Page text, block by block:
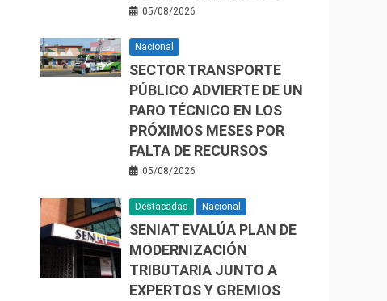
05/08/2026
Nacional
SECTOR TRANSPORTE
PÚBLICO ADVIERTE DE UN
PARO TÉCNICO EN LOS
PRÓXIMOS MESES POR
FALTA DE RECURSOS
05/08/2026
Destacadas Nacional
SENIAT EVALÚA PLAN DE
MODERNIZACIÓN
TRIBUTARIA JUNTO A
EXPERTOS Y GREMIOS